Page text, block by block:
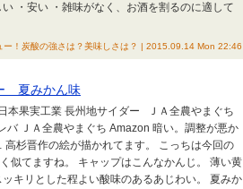
・安い ・雑味がなく、お酒を割るのに適して
ー！炭酸の強さは？美味しさは？ | 2015.09.14 Mon 22:46
夏みかん味
本果実工業 長州地サイダー ＪＡ全農やまぐち
バ ＪＡ全農やまぐち Amazon 暗い。調整が悪か
杉晋作の絵が描かれてます。 こっちは今回の
似てますね。 キャップはこんなかんじ。 薄い黄
キリとした程よい酸味のあるあじわい。 夏みか